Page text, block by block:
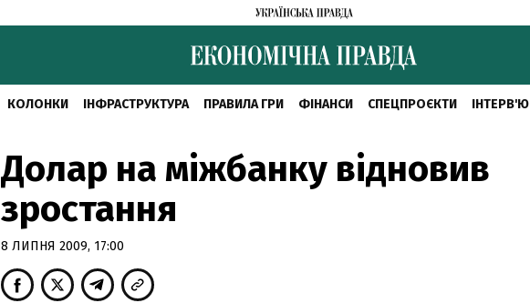
КОЛОНКИ ІНФРАСТРУКТУРА ПРАВИЛА ГРИ ФІНАНСИ СПЕЦПРОЄКТИ ІНТЕРВ'Ю
Долар на міжбанку відновив
зростання
8 ЛИПНЯ 2009, 17:00